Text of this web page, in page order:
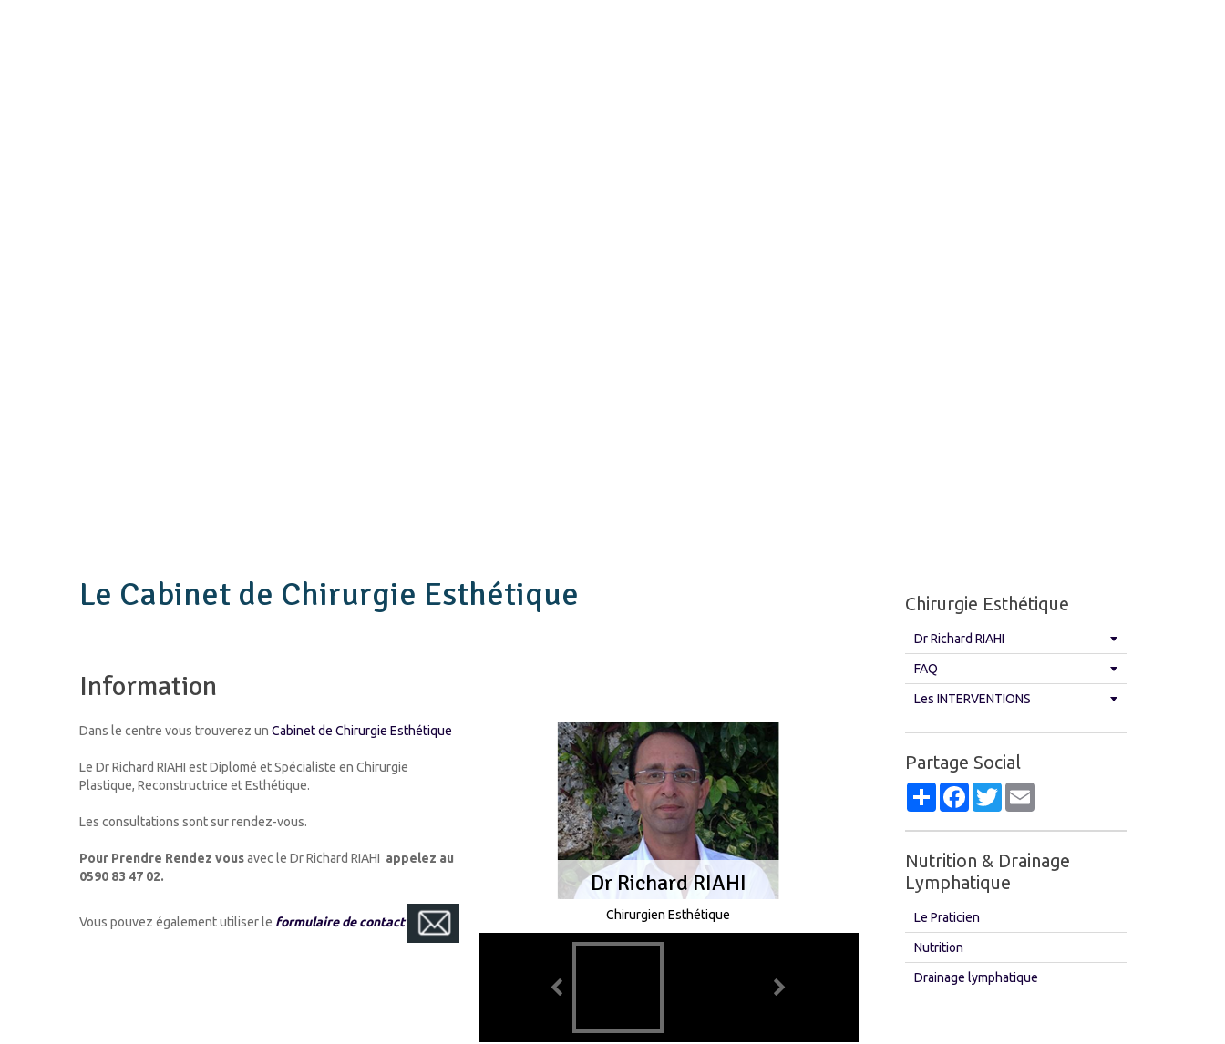
Le Cabinet de Chirurgie Esthétique
Information
Dans le centre vous trouverez un Cabinet de Chirurgie Esthétique
Le Dr Richard RIAHI est Diplomé et Spécialiste en Chirurgie
Plastique, Reconstructrice et Esthétique.
Les consultations sont sur rendez-vous.
Pour Prendre Rendez vousavec le Dr Richard RIAHI appelez au
0590 83 47 02.
Vous pouvez également utiliser le formulaire de contact
Dr Richard RIAHI
Chirurgien Esthétique
Luciana
Assistante Administrative
Chirurgie Esthétique
Dr Richard RIAHI
FAQ
Les INTERVENTIONS
Partage Social
PartagerFacebook
Twitter
Nutrition & Drainage
Lymphatique
Le Praticien
Nutrition
Drainage lymphatique